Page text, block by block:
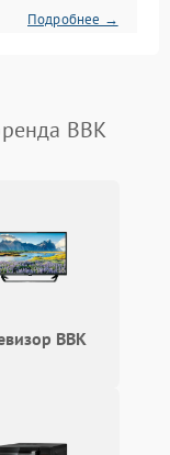
Подробнее →
Подробнее →
Подробнее →
BBK
BBK